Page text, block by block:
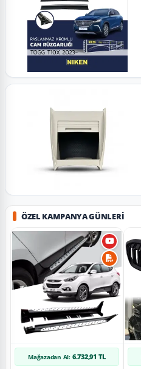
ÖZEL KAMPANYA GÜNLERI
Mağazadan Al: 6.732,91 TL